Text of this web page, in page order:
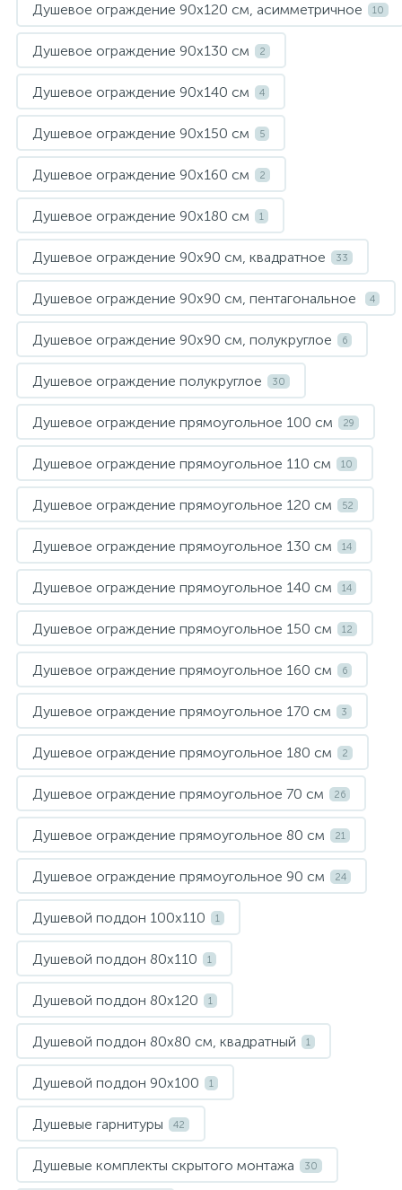
Душевое ограждение 90х120 см, асимметричное 10
Душевое ограждение 90х130 см 2
Душевое ограждение 90х140 см 4
Душевое ограждение 90х150 см 5
Душевое ограждение 90х160 см 2
Душевое ограждение 90х180 см 1
Душевое ограждение 90х90 см, квадратное 33
Душевое ограждение 90х90 см, пентагональное 4
Душевое ограждение 90х90 см, полукруглое 6
Душевое ограждение полукруглое 30
Душевое ограждение прямоугольное 100 см 29
Душевое ограждение прямоугольное 110 см 10
Душевое ограждение прямоугольное 120 см 52
Душевое ограждение прямоугольное 130 см 14
Душевое ограждение прямоугольное 140 см 14
Душевое ограждение прямоугольное 150 см 12
Душевое ограждение прямоугольное 160 см 6
Душевое ограждение прямоугольное 170 см 3
Душевое ограждение прямоугольное 180 см 2
Душевое ограждение прямоугольное 70 см 26
Душевое ограждение прямоугольное 80 см 21
Душевое ограждение прямоугольное 90 см 24
Душевой поддон 100х110 1
Душевой поддон 80х110 1
Душевой поддон 80х120 1
Душевой поддон 80х80 см, квадратный 1
Душевой поддон 90х100 1
Душевые гарнитуры 42
Душевые комплекты скрытого монтажа 30